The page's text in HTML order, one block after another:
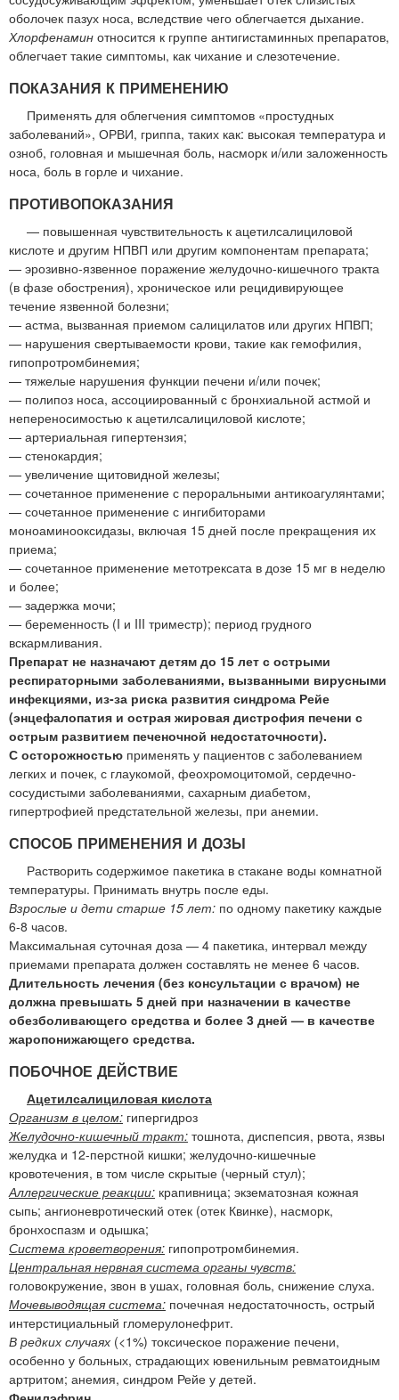
оболочек пазух носа, вследствие чего облегчается дыхание.
Хлорфенамин относится к группе антигистаминных препаратов,
облегчает такие симптомы, как чихание и слезотечение.
ПОКАЗАНИЯ К ПРИМЕНЕНИЮ
Применять для облегчения симптомов «простудных
заболеваний», ОРВИ, гриппа, таких как: высокая температура и
озноб, головная и мышечная боль, насморк и/или заложенность
носа, боль в горле и чихание.
ПРОТИВОПОКАЗАНИЯ
— повышенная чувствительность к ацетилсалициловой
кислоте и другим НПВП или другим компонентам препарата;
— эрозивно-язвенное поражение желудочно-кишечного тракта
(в фазе обострения), хроническое или рецидивирующее
течение язвенной болезни;
— астма, вызванная приемом салицилатов или других НПВП;
— нарушения свертываемости крови, такие как гемофилия,
гипопротромбинемия;
— тяжелые нарушения функции печени и/или почек;
— полипоз носа, ассоциированный с бронхиальной астмой и
непереносимостью к ацетилсалициловой кислоте;
— артериальная гипертензия;
— стенокардия;
— увеличение щитовидной железы;
— сочетанное применение с пероральными антикоагулянтами;
— сочетанное применение с ингибиторами
моноаминооксидазы, включая 15 дней после прекращения их
приема;
— сочетанное применение метотрексата в дозе 15 мг в неделю
и более;
— задержка мочи;
— беременность (I и III триместр); период грудного
вскармливания.
Препарат не назначают детям до 15 лет с острыми
респираторными заболеваниями, вызванными вирусными
инфекциями, из-за риска развития синдрома Рейе
(энцефалопатия и острая жировая дистрофия печени с
острым развитием печеночной недостаточности).
С осторожностью применять у пациентов с заболеванием
легких и почек, с глаукомой, феохромоцитомой, сердечно-
сосудистыми заболеваниями, сахарным диабетом,
гипертрофией предстательной железы, при анемии.
СПОСОБ ПРИМЕНЕНИЯ И ДОЗЫ
Растворить содержимое пакетика в стакане воды комнатной
температуры. Принимать внутрь после еды.
Взрослые и дети старше 15 лет: по одному пакетику каждые
6-8 часов.
Максимальная суточная доза — 4 пакетика, интервал между
приемами препарата должен составлять не менее 6 часов.
Длительность лечения (без консультации с врачом) не
должна превышать 5 дней при назначении в качестве
обезболивающего средства и более 3 дней — в качестве
жаропонижающего средства.
ПОБОЧНОЕ ДЕЙСТВИЕ
Ацетилсалициловая кислота
Организм в целом: гипергидроз
Желудочно-кишечный тракт: тошнота, диспепсия, рвота, язвы
желудка и 12-перстной кишки; желудочно-кишечные
кровотечения, в том числе скрытые (черный стул);
Аллергические реакции: крапивница; экзематозная кожная
сыпь; ангионевротический отек (отек Квинке), насморк,
бронхоспазм и одышка;
Система кроветворения: гипопротромбинемия.
Центральная нервная система органы чувств:
головокружение, звон в ушах, головная боль, снижение слуха.
Мочевыводящая система: почечная недостаточность, острый
интерстициальный гломерулонефрит.
В редких случаях (<1%) токсическое поражение печени,
особенно у больных, страдающих ювенильным ревматоидным
артритом; анемия, синдром Рейе у детей.